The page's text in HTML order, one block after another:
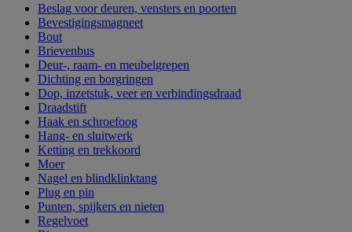
Beslag voor deuren, vensters en poorten
Bevestigingsmagneet
Bout
Brievenbus
Deur-, raam- en meubelgrepen
Dichting en borgringen
Dop, inzetstuk, veer en verbindingsdraad
Draadstift
Haak en schroefoog
Hang- en sluitwerk
Ketting en trekkoord
Moer
Nagel en blindklinktang
Plug en pin
Punten, spijkers en nieten
Regelvoet